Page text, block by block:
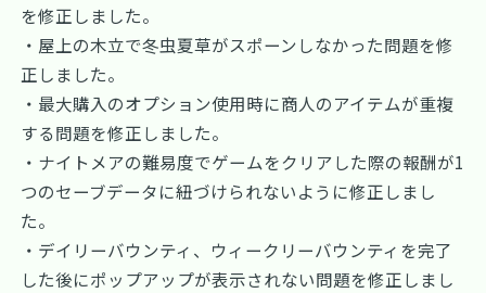
を修正しました。
・屋上の木立で冬虫夏草がスポーンしなかった問題を修
正しました。
・最大購入のオプション使用時に商人のアイテムが重複
する問題を修正しました。
・ナイトメアの難易度でゲームをクリアした際の報酬が1
つのセーブデータに紐づけられないように修正しまし
た。
・デイリーバウンティ、ウィークリーバウンティを完了
した後にポップアップが表示されない問題を修正しまし